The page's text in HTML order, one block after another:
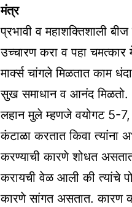
मंत्र
प्रभावी व महाशक्तिशाली
उच्चारण करा व पहा चमत्कार
मार्क्स चांगले मिळतात काम
सुख समाधान व आनंद मिळतो.
लहान मुले म्हणजे वयोगट 5-
कंटाळा करतात किवा त्यांना
करण्याची कारणे शोधत
करायची वेळ आली की त्यांचे
कारणे सांगत असतात. कारण